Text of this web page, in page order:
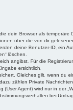
dein Browser als
über die von dir
deine Benutzer-ID, ein
löschen.
angibst. Für die
ersichtlich.
Gleiches gilt, wenn du
zählen Private
Agent) wird nur in der
bei